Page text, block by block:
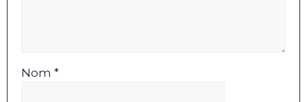
Nom *